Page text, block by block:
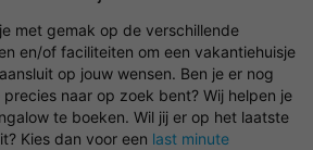
met gemak op de verschillende
en/of faciliteiten om een vakantiehuisje
op jouw wensen. Ben je er nog
naar op zoek bent? Wij helpen je
te boeken. Wil jij er op het laatste
Kies dan voor een last minute